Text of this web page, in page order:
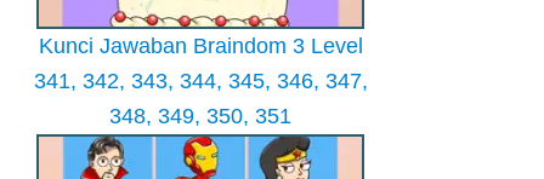
Kunci Jawaban Braindom 3 Level
341, 342, 343, 344, 345, 346, 347,
348, 349, 350, 351